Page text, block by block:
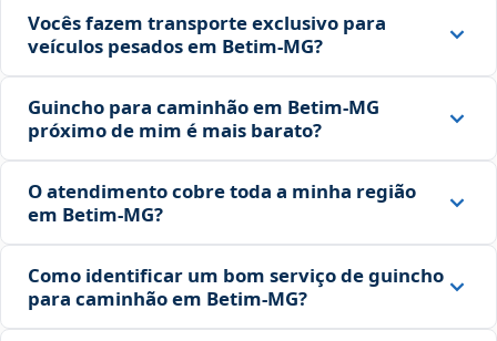
Vocês fazem transporte exclusivo para
veículos pesados em Betim‑MG?
Guincho para caminhão em Betim‑MG
próximo de mim é mais barato?
O atendimento cobre toda a minha região
em Betim‑MG?
Como identificar um bom serviço de guincho
para caminhão em Betim‑MG?